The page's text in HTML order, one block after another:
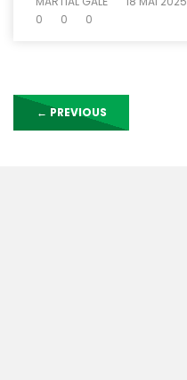
0
0 0
← PREVIOUS